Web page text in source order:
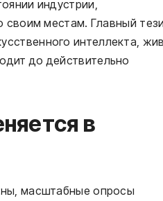
индустрии,
своим местам. Главный
интеллекта,
до действительно
в
масштабные опросы